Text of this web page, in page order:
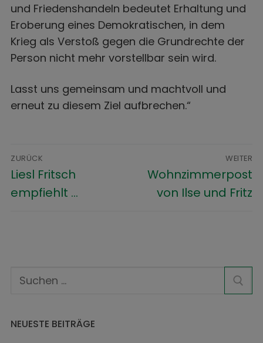
und Friedenshandeln bedeutet Erhaltung und
Eroberung eines Demokratischen, in dem
Krieg als Verstoß gegen die Grundrechte der
Person nicht mehr vorstellbar sein wird.
Lasst uns gemeinsam und machtvoll und
erneut zu diesem Ziel aufbrechen.“
ZURÜCK
Liesl Fritsch
empfiehlt …
WEITER
Wohnzimmerpost
von Ilse und Fritz
NEUESTE BEITRÄGE